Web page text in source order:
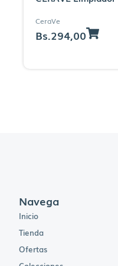
CeraVe
Bs.294,00
Navega
Inicio
Tienda
Ofertas